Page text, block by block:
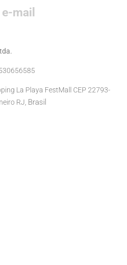
mail
La Playa FestMall CEP 22793-
RJ, Brasil